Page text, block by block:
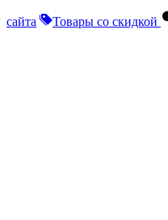
сайта Товары со скидкой